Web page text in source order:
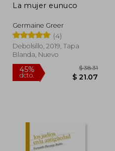
La mujer eunuco
Germaine Greer
(4)
Debolsillo, 2019, Tapa
Blanda, Nuevo